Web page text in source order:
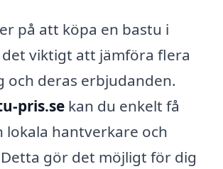
på att köpa en bastu i
det viktigt att jämföra flera
och deras erbjudanden.
pris.se kan du enkelt få
hantverkare och
gör det möjligt för dig